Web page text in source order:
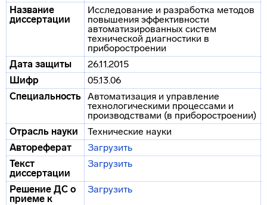
Название
диссертации
Исследование и разработка методов
повышения эффективности
автоматизированных систем
технической диагностики в
приборостроении
Дата защиты
26.11.2015
Шифр
05.13.06
Специальность Автоматизация и управление
технологическими процессами и
производствами (в приборостроении)
Отрасль науки
Технические науки
Автореферат
Загрузить
Текст
диссертации
Загрузить
Решение ДС о
приеме к
Загрузить